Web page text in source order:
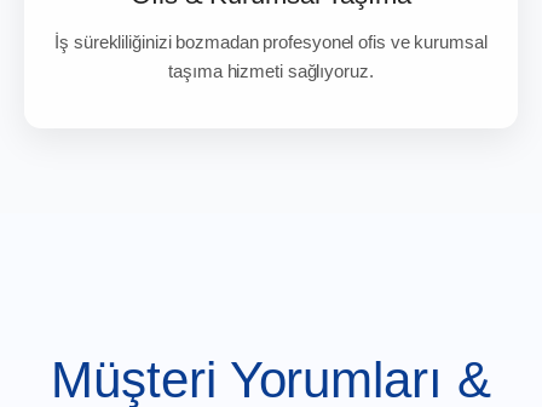
İş sürekliliğinizi bozmadan profesyonel ofis ve kurumsal
taşıma hizmeti sağlıyoruz.
Müşteri Yorumları &